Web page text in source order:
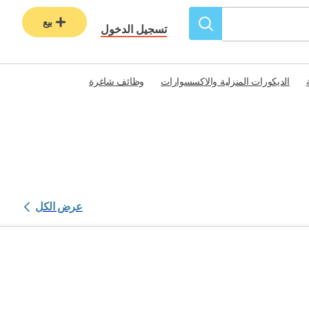
تسجيل الدخول
بيع
الديكورات المنزلية والاكسسوارات وظائف شاغرة
عرض الكل